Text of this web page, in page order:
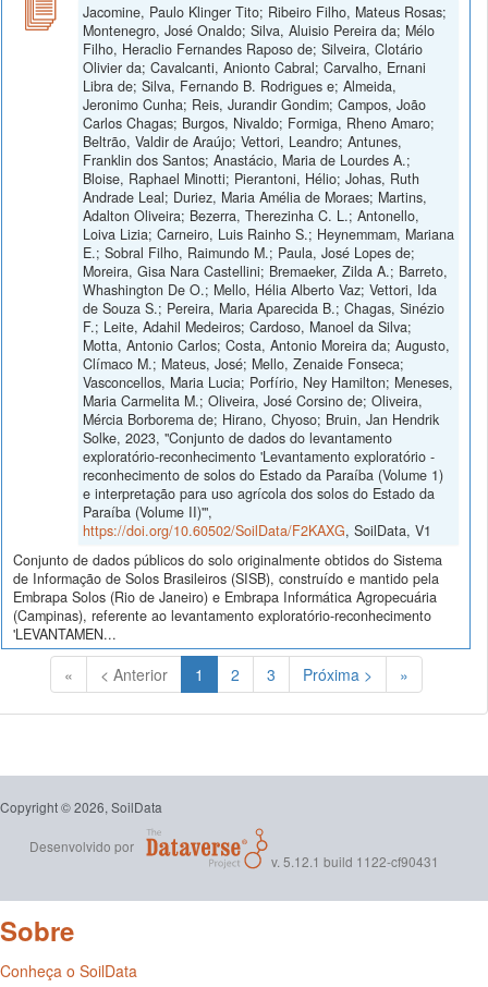
Jacomine, Paulo Klinger Tito; Ribeiro Filho, Mateus Rosas;
Montenegro, José Onaldo; Silva, Aluisio Pereira da; Mélo
Filho, Heraclio Fernandes Raposo de; Silveira, Clotário
Olivier da; Cavalcanti, Anionto Cabral; Carvalho, Ernani
Libra de; Silva, Fernando B. Rodrigues e; Almeida,
Jeronimo Cunha; Reis, Jurandir Gondim; Campos, João
Carlos Chagas; Burgos, Nivaldo; Formiga, Rheno Amaro;
Beltrão, Valdir de Araújo; Vettori, Leandro; Antunes,
Franklin dos Santos; Anastácio, Maria de Lourdes A.;
Bloise, Raphael Minotti; Pierantoni, Hélio; Johas, Ruth
Andrade Leal; Duriez, Maria Amélia de Moraes; Martins,
Adalton Oliveira; Bezerra, Therezinha C. L.; Antonello,
Loiva Lizia; Carneiro, Luis Rainho S.; Heynemmam, Mariana
E.; Sobral Filho, Raimundo M.; Paula, José Lopes de;
Moreira, Gisa Nara Castellini; Bremaeker, Zilda A.; Barreto,
Whashington De O.; Mello, Hélia Alberto Vaz; Vettori, Ida
de Souza S.; Pereira, Maria Aparecida B.; Chagas, Sinézio
F.; Leite, Adahil Medeiros; Cardoso, Manoel da Silva;
Motta, Antonio Carlos; Costa, Antonio Moreira da; Augusto,
Clímaco M.; Mateus, José; Mello, Zenaide Fonseca;
Vasconcellos, Maria Lucia; Porfírio, Ney Hamilton; Meneses,
Maria Carmelita M.; Oliveira, José Corsino de; Oliveira,
Mércia Borborema de; Hirano, Chyoso; Bruin, Jan Hendrik
Solke, 2023, "Conjunto de dados do levantamento
exploratório-reconhecimento 'Levantamento exploratório -
reconhecimento de solos do Estado da Paraíba (Volume 1)
e interpretação para uso agrícola dos solos do Estado da
Paraíba (Volume II)'",
https://doi.org/10.60502/SoilData/F2KAXG, SoilData, V1
Conjunto de dados públicos do solo originalmente obtidos do Sistema
de Informação de Solos Brasileiros (SISB), construído e mantido pela
Embrapa Solos (Rio de Janeiro) e Embrapa Informática Agropecuária
(Campinas), referente ao levantamento exploratório-reconhecimento
'LEVANTAMEN...
« < Anterior 1 (Atual)
2 3 Próxima > »
Copyright © 2026, SoilData
Desenvolvido por
v. 5.12.1 build 1122-cf90431
Sobre
Conheça o SoilData